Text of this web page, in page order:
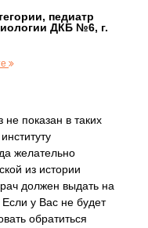
педиатр
ДКБ №6, г.
показан в таких
желательно
из истории
должен выдать на
у Вас не будет
обратиться